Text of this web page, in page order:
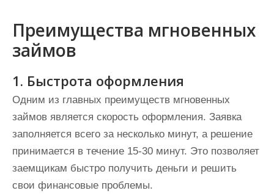
Преимущества мгновенных
займов
1. Быстрота оформления
Одним из главных преимуществ мгновенных
займов является скорость оформления. Заявка
заполняется всего за несколько минут, а решение
принимается в течение 15-30 минут. Это позволяет
заемщикам быстро получить деньги и решить
свои финансовые проблемы.